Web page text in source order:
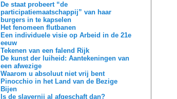
De staat probeert “de
participatiemaatschappij” van haar
burgers in te kapselen
Het fenomeen flutbanen
Een individuele visie op Arbeid in de 21e
eeuw
Tekenen van een falend Rijk
De kunst der luiheid: Aantekeningen van
een afwezige
Waarom u absoluut niet vrij bent
Pinocchio in het Land van de Bezige
Bijen
Is de slavernij al afgeschaft dan?